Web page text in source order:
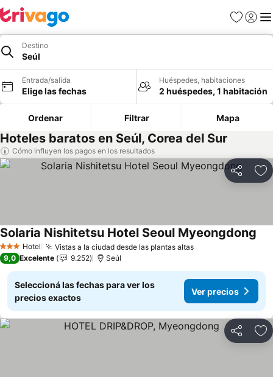
Favoritos
Iniciar
Destino
Seúl
Entrada/salida
Elige las fechas
Huéspedes, habitaciones
2 huéspedes, 1 habitación
Ordenar Filtrar Mapa
Hoteles baratos en Seúl, Corea del Sur
Cómo influyen los pagos en los resultados
Compartir
3 Estrellas
Hotel Vistas a la ciudad desde las plantas altas
Solaria Nishitetsu Hotel Seoul Myeongdong
9,0 Excelente 9.252 Seúl
Seleccioná las fechas para ver los
precios exactos
Ver precios
Compartir